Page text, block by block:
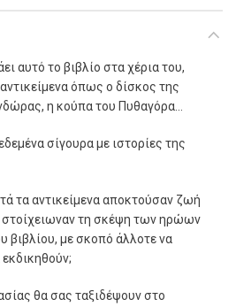
αυτό το βιβλίο στα χέρια του,
όπως ο δίσκος της
η κούπα του Πυθαγόρα…
σίγουρα µε ιστορίες της
τα αντικείµενα αποκτούσαν ζωή
στοίχειωναν τη σκέψη των ηρώων
βιβλίου, µε σκοπό άλλοτε να
θα σας ταξιδέψουν στο